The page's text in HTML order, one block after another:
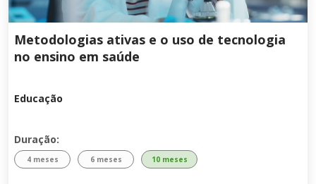
Metodologias ativas e o uso de tecnologia
no ensino em saúde
Educação
Duração:
4 meses 6 meses 10 meses